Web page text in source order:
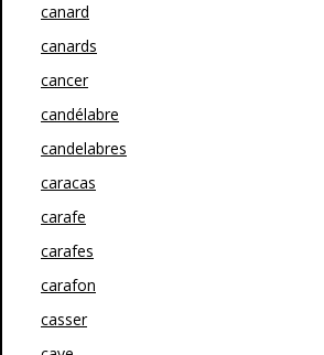
canard
canards
cancer
candélabre
candelabres
caracas
carafe
carafes
carafon
casser